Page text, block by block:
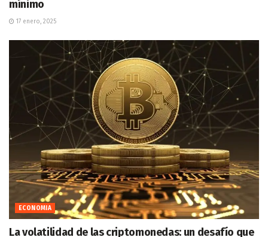
mínimo
17 enero, 2025
ECONOMIA
La volatilidad de las criptomonedas: un desafío que